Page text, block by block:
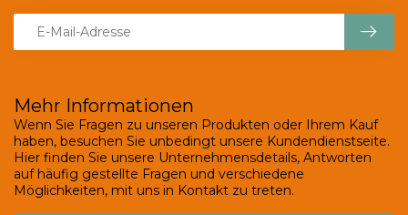
Mehr Informationen
Wenn Sie Fragen zu unseren Produkten oder Ihrem Kauf
haben, besuchen Sie unbedingt unsere Kundendienstseite.
Hier finden Sie unsere Unternehmensdetails, Antworten
auf häufig gestellte Fragen und verschiedene
Möglichkeiten, mit uns in Kontakt zu treten.